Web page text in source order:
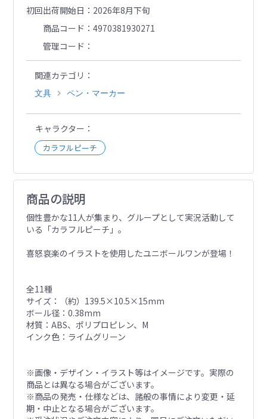
初回出荷開始日
2026年8月下旬
商品コード
4970381930271
管理コード
関連カテゴリ
文具 ペン・マーカー
キャラクター
カラフルピーチ
商品の説明
個性豊かな11人が集まり、グループとして実況活動して
いる「カラフルピーチ」。
喜怒哀楽のイラストを使用したユニボールワンが登場！
全11種
サイズ：（約）139.5×10.5×15mm
ボール径：0.38mm
材質：ABS、ポリプロピレン、M
インク色：ライムグリーン
※画像・デザイン・イラスト等はイメージです。実際の
商品とは異なる場合がございます。
※商品の発売・仕様などは、諸般の事情により変更・延
期・中止となる場合がございます。